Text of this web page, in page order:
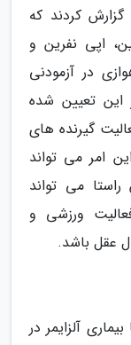
وینتر و همکاران (2007) گزارش کردند که
اپی نفرین و
در آزمودنی
این تعیین شده
گیرنده های
امر می تواند
می تواند
ورزشی و
عقل باشد.
آلزایمر در